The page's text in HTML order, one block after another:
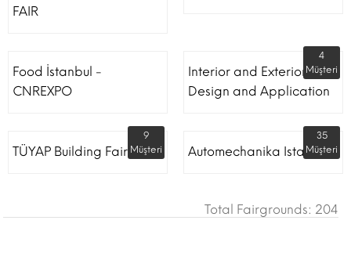
FAIR
Food İstanbul -
CNREXPO
Interior and Exterior
Design and Application
4
Müşteri
TÜYAP Building Fair
9
Müşteri
Automechanika Istanbul
35
Müşteri
Total Fairgrounds: 204